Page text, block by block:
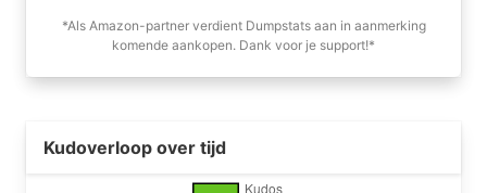
*Als Amazon-partner verdient Dumpstats aan in aanmerking
komende aankopen. Dank voor je support!*
Kudoverloop over tijd